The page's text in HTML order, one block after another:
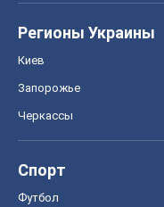
Регионы Украины
Киев
Запорожье
Черкассы
Спорт
Футбол